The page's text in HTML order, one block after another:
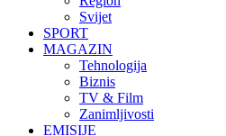
Svijet
SPORT
MAGAZIN
Tehnologija
Biznis
TV & Film
Zanimljivosti
EMISIJE